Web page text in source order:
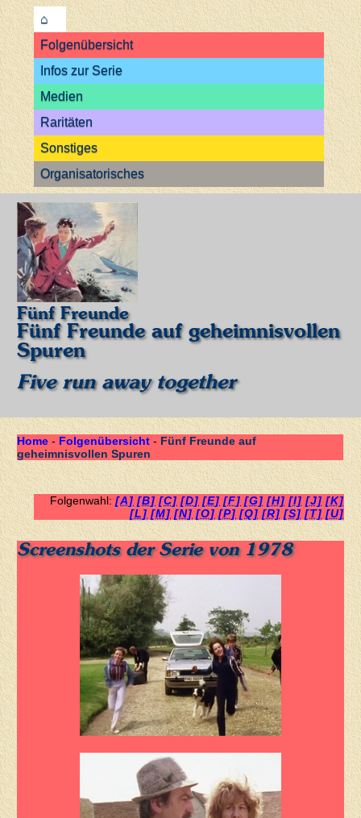
⌂
Folgenübersicht
Infos zur Serie
Medien
Raritäten
Sonstiges
Organisatorisches
Fünf Freunde
Fünf Freunde auf geheimnisvollen
Spuren
Five run away together
Home - Folgenübersicht - Fünf Freunde auf
geheimnisvollen Spuren
Folgenwahl:[A] [B] [C] [D] [E] [F] [G] [H] [I] [J] [K]
[L] [M] [N] [O] [P] [Q] [R] [S] [T] [U]
Screenshots der Serie von 1978